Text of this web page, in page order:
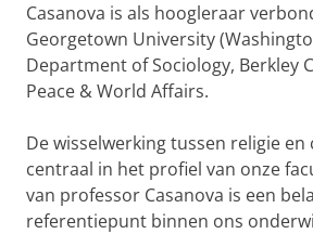
Casanova is als hoogleraar
Georgetown University
Department of Sociology, Berkley
Peace & World Affairs.
De wisselwerking tussen religie
centraal in het profiel van onze
van professor Casanova is een
referentiepunt binnen ons